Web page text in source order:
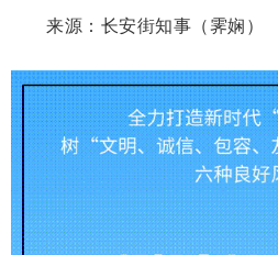
来源：长安街知事（霁娴）